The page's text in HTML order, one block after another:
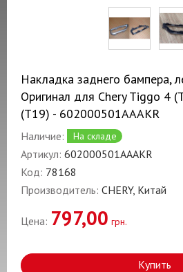
Накладка заднего бампера,
Оригинал для Chery Tiggo 4
(T19) - 602000501AAAKR
Наличие: На складе
Артикул: 602000501AAAKR
Код: 78168
Производитель: CHERY, Китай
Цена: 797,00 грн.
Купить